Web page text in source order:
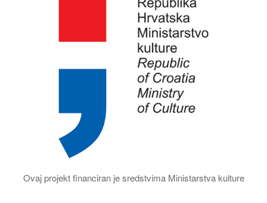
Ovaj projekt financiran je sredstvima Ministarstva kulture